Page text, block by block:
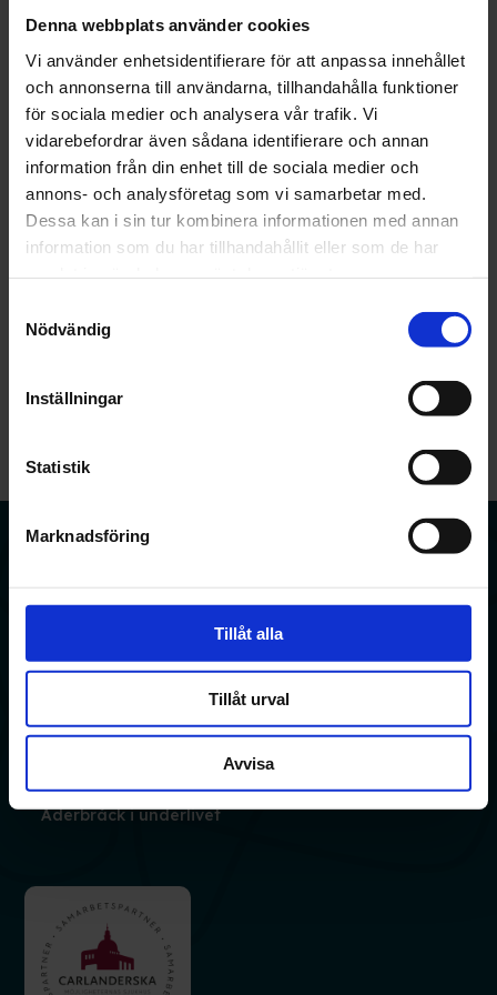
Denna webbplats använder cookies
Vi använder enhetsidentifierare för att anpassa innehållet
och annonserna till användarna, tillhandahålla funktioner
för sociala medier och analysera vår trafik. Vi
vidarebefordrar även sådana identifierare och annan
information från din enhet till de sociala medier och
annons- och analysföretag som vi samarbetar med.
Dessa kan i sin tur kombinera informationen med annan
information som du har tillhandahållit eller som de har
Nödvändig
Inställningar
Statistik
Marknadsföring
Tillåt alla
Tillåt urval
Avvisa
Har du åderbråck eller
ådernät?
Ådernät på benen är helt ofarligt och dom gör sällan
ont. Däremot upplevs det som missprydande och
estetisk störande. Ådernät skall inte förväxlas med
åderbråck!
en mycket tunn nål. Sticken ger ingen ärrbildning –
det kan eventuellt uppstå en liten missfärgning i
Behandlingen kräver ingen bedövning och resultatet
Kroppspulsåderbråck
Åderbråck i underlivet